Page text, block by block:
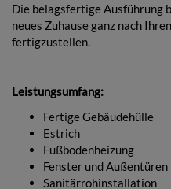
Die belagsfertige Ausführung
neues Zuhause ganz nach
fertigzustellen.
Leistungsumfang:
Fertige Gebäudehülle
Estrich
Fußbodenheizung
Fenster und Außentüren
Sanitärrohinstallation